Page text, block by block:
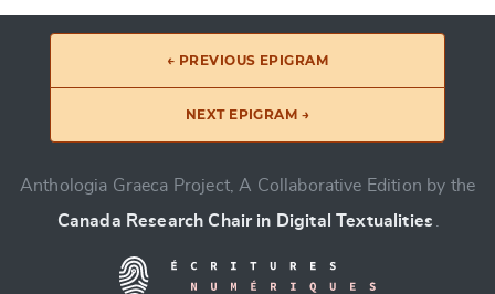
← PREVIOUS EPIGRAM
NEXT EPIGRAM →
Anthologia Graeca Project, A Collaborative Edition by the
Canada Research Chair in Digital Textualities .